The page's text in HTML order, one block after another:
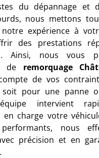
du dépannage et
nous mettons
expérience à
des prestations
Ainsi, nous vous
de remorquage
de vos
soit pour une panne
intervient
en charge votre
nous
précision et en